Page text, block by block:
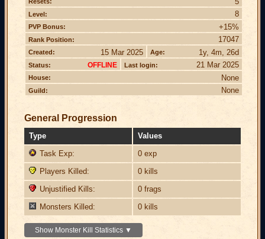
Level: 8
PVP Bonus: +15%
Rank Position: 17047
Created: 15 Mar 2025 Age: 1y, 4m, 26d
Status: OFFLINE Last login: 21 Mar 2025
House: None
Guild: None
General Progression
Type
Values
Task Exp:
0 exp
Players Killed:
0 kills
Unjustified Kills:
0 frags
Monsters Killed:
0 kills
Show Monster Kill Statistics ▼